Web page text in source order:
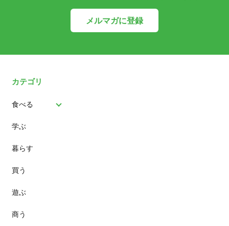
メルマガに登録
カテゴリ
食べる
パン
スイーツ
ランチ
カフェ
学ぶ
暮らす
買う
遊ぶ
商う